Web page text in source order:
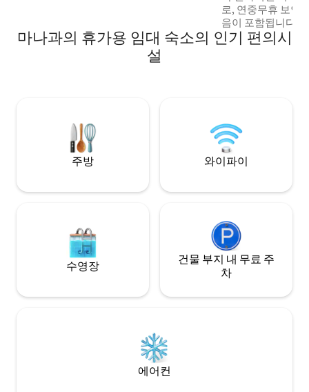
간 경비원 근무. 레스토랑, 쇼핑몰, 메르카
도, 프리탕가, 나이트라이프에 가깝습니다.
로, 연중무휴 보안
음이 포함됩니다. ▪︎ 침대, 방을 어둡게 하는
가리개, TV 및 에어
글 침대 2개, 방을
소입니다.
마나과의 휴가용 임대 숙소의 인기 편의시
설
주방 와이파이
수영장
건물 부지 내 무료 주
차
에어컨